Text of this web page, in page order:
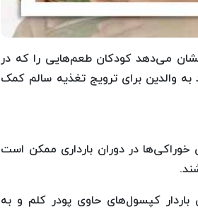
می‌دهد کودکان طعم‌هایی را که در
به والدین برای ترویج تغذیه سالم کمک
در دوران بارداری ممکن است
باردار کپسول‌های حاوی پودر کلم و به